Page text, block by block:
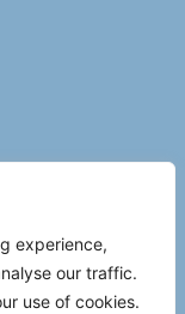
experience,
our traffic.
use of cookies.